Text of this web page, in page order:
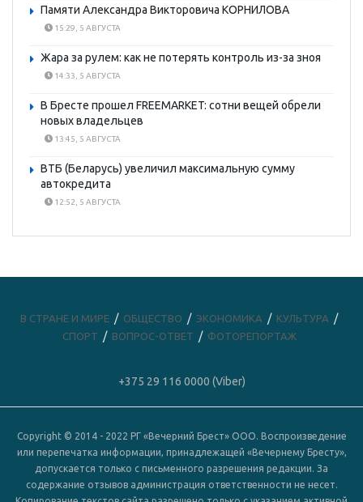
Памяти Александра Викторовича КОРНИЛОВА
15:29, 5 АВГУСТА
Жара за рулем: как не потерять контроль из-за зноя
14:33, 5 АВГУСТА
В Бресте прошел FREEMARKET: сотни вещей обрели
новых владельцев
13:45, 5 АВГУСТА
ВТБ (Беларусь) увеличил максимальную сумму
автокредита
12:52, 5 АВГУСТА
В СТРАНЕ И МИРЕ ОБЩЕСТВО ЭКОНОМИКА
КУЛЬТУРА
СПОРТ
ВОПРОС-ОТВЕТ ФОТОРЕПОРТАЖ
+375 29 116 0000 (Viber)
Copyright © 2014 - 2022 РГ «Вечерний Брест» ООО. Воспроизведение
или перепечатка информации, принадлежащей «Вечернему Бресту»,
допускается только с письменного разрешения редакции. За
содержание отзывов администрация ответственности не несет.